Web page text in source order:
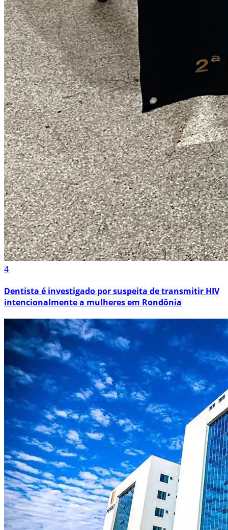
4
Dentista é investigado por suspeita de transmitir HIV
intencionalmente a mulheres em Rondônia